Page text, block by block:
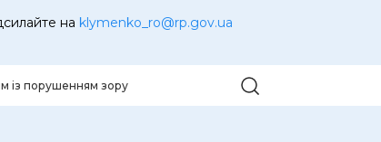
на klymenko_ro@rp.gov.ua
із порушенням зору